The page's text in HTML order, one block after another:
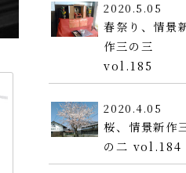
2020.5.05
春祭り、情景
作三の三
vol.185
2020.4.05
桜、情景新作
の二 vol.184